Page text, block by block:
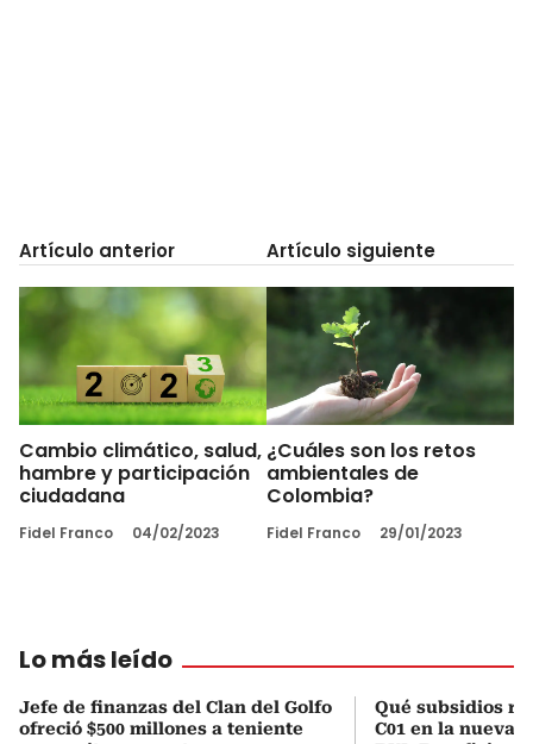
Artículo anterior
Cambio climático, salud,
hambre y participación
ciudadana
Fidel Franco 04/02/2023
Artículo siguiente
¿Cuáles son los retos
ambientales de
Colombia?
Fidel Franco 29/01/2023
Lo más leído
Jefe de finanzas del Clan del Golfo
ofreció $500 millones a teniente
Qué subsidios
C01 en la nueva